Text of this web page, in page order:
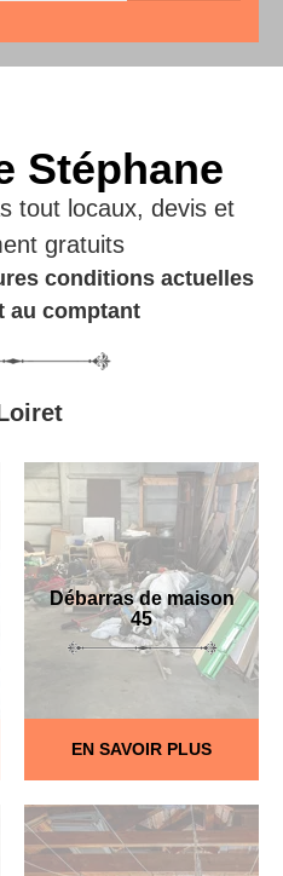
Stéphane
tout locaux, devis et
gratuits
conditions actuelles
au comptant
Débarras de maison
45
EN SAVOIR PLUS